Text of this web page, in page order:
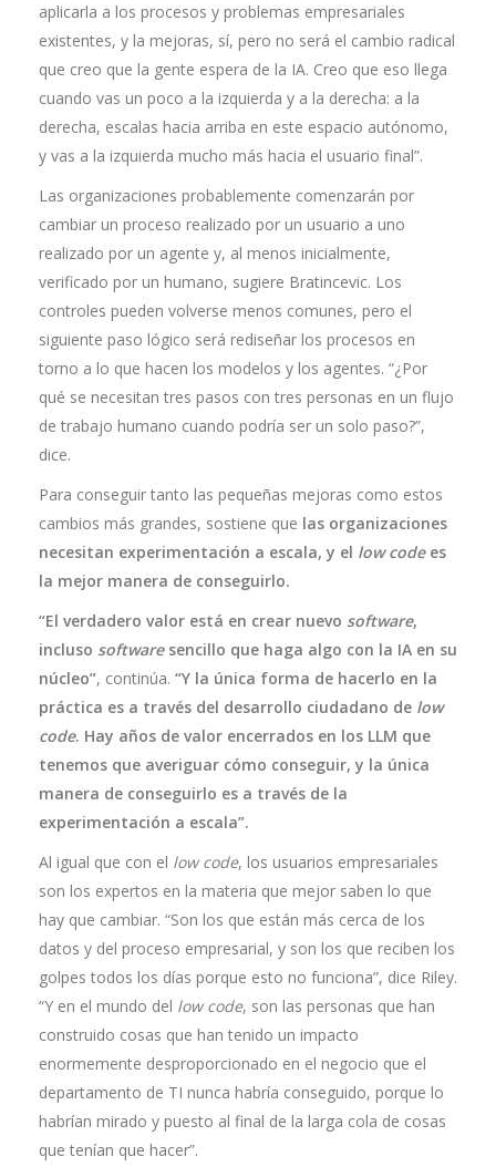
aplicarla a los procesos y problemas empresariales
existentes, y la mejoras, sí, pero no será el cambio radical
que creo que la gente espera de la IA. Creo que eso llega
cuando vas un poco a la izquierda y a la derecha: a la
derecha, escalas hacia arriba en este espacio autónomo,
y vas a la izquierda mucho más hacia el usuario final”.
Las organizaciones probablemente comenzarán por
cambiar un proceso realizado por un usuario a uno
realizado por un agente y, al menos inicialmente,
verificado por un humano, sugiere Bratincevic. Los
controles pueden volverse menos comunes, pero el
siguiente paso lógico será rediseñar los procesos en
torno a lo que hacen los modelos y los agentes. “¿Por
qué se necesitan tres pasos con tres personas en un flujo
de trabajo humano cuando podría ser un solo paso?”,
dice.
Para conseguir tanto las pequeñas mejoras como estos
cambios más grandes, sostiene que las organizaciones
necesitan experimentación a escala, y el low codees
la mejor manera de conseguirlo.
“El verdadero valor está en crear nuevo software,
incluso softwaresencillo que haga algo con la IA en su
núcleo”, continúa. “Y la única forma de hacerlo en la
práctica es a través del desarrollo ciudadano de low
code. Hay años de valor encerrados en los LLM que
tenemos que averiguar cómo conseguir, y la única
manera de conseguirlo es a través de la
experimentación a escala”.
Al igual que con el low code, los usuarios empresariales
son los expertos en la materia que mejor saben lo que
hay que cambiar. “Son los que están más cerca de los
datos y del proceso empresarial, y son los que reciben los
golpes todos los días porque esto no funciona”, dice Riley.
“Y en el mundo del low code, son las personas que han
construido cosas que han tenido un impacto
enormemente desproporcionado en el negocio que el
departamento de TI nunca habría conseguido, porque lo
habrían mirado y puesto al final de la larga cola de cosas
que tenían que hacer”.